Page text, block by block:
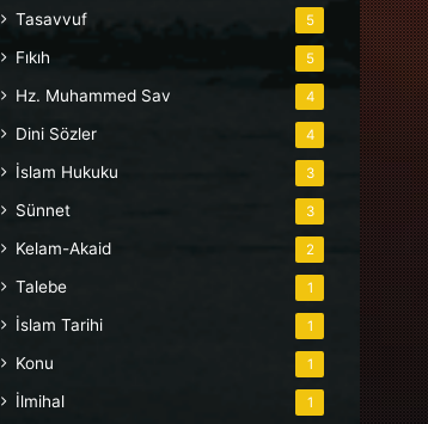
Tasavvuf 5
Fıkıh 5
Hz. Muhammed Sav 4
Dini Sözler 4
İslam Hukuku 3
Sünnet 3
Kelam-Akaid 2
Talebe 1
İslam Tarihi 1
Konu 1
İlmihal 1